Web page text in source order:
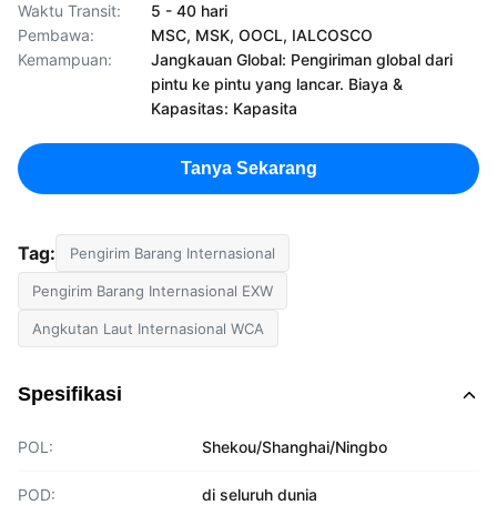
Waktu Transit:
5 - 40 hari
Pembawa:
MSC, MSK, OOCL, IALCOSCO
Kemampuan:
Jangkauan Global: Pengiriman global dari
pintu ke pintu yang lancar. Biaya &
Kapasitas: Kapasita
Tanya Sekarang
Tag: Pengirim Barang Internasional
Pengirim Barang Internasional EXW
Angkutan Laut Internasional WCA
Spesifikasi
POL: Shekou/Shanghai/Ningbo
POD: di seluruh dunia